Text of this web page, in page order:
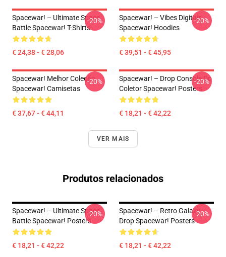
Spacewar! – Ultimate Space
Battle Spacewar! T-Shirts
€ 24,38 - € 28,06
-20%
Spacewar! – Vibes Digitais
Spacewar! Hoodies
€ 39,51 - € 45,95
-20%
Spacewar! Melhor Coleção
Spacewar! Camisetas
€ 37,67 - € 44,11
-20%
Spacewar! – Drop Console Do
Coletor Spacewar! Posters
€ 18,21 - € 42,22
-20%
VER MAIS
Produtos relacionados
Spacewar! – Ultimate Space
Battle Spacewar! Posters
€ 18,21 - € 42,22
-20%
Spacewar! – Retro Galaxy
Drop Spacewar! Posters
€ 18,21 - € 42,22
-20%